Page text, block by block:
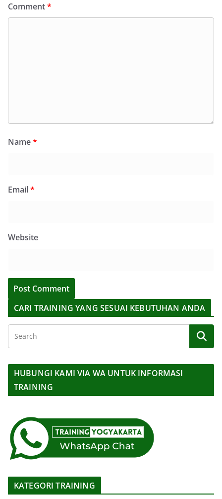
Comment*
Name*
Email*
Website
CARI TRAINING YANG SESUAI KEBUTUHAN ANDA
HUBUNGI KAMI VIA WA UNTUK INFORMASI
TRAINING
KATEGORI TRAINING